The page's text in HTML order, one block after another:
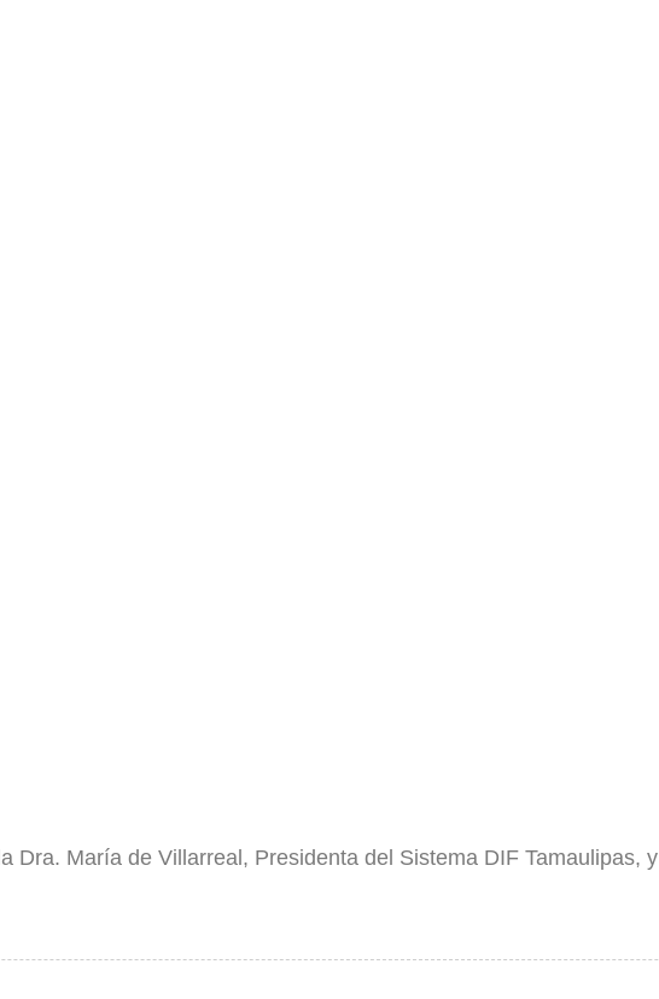
Dra. María de Villarreal, Presidenta del Sistema DIF Tamaulipas, y